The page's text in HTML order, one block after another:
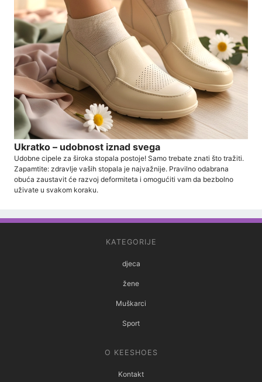
Ukratko – udobnost iznad svega
Udobne cipele za široka stopala postoje! Samo trebate znati što tražiti.
Zapamtite: zdravlje vaših stopala je najvažnije. Pravilno odabrana
obuća zaustavit će razvoj deformiteta i omogućiti vam da bezbolno
uživate u svakom koraku.
KATEGORIJE
djeca
žene
Muškarci
Sport
O KEESHOES
Kontakt